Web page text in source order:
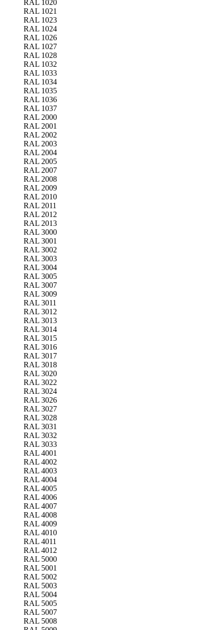
RAL 1020
RAL 1021
RAL 1023
RAL 1024
RAL 1026
RAL 1027
RAL 1028
RAL 1032
RAL 1033
RAL 1034
RAL 1035
RAL 1036
RAL 1037
RAL 2000
RAL 2001
RAL 2002
RAL 2003
RAL 2004
RAL 2005
RAL 2007
RAL 2008
RAL 2009
RAL 2010
RAL 2011
RAL 2012
RAL 2013
RAL 3000
RAL 3001
RAL 3002
RAL 3003
RAL 3004
RAL 3005
RAL 3007
RAL 3009
RAL 3011
RAL 3012
RAL 3013
RAL 3014
RAL 3015
RAL 3016
RAL 3017
RAL 3018
RAL 3020
RAL 3022
RAL 3024
RAL 3026
RAL 3027
RAL 3028
RAL 3031
RAL 3032
RAL 3033
RAL 4001
RAL 4002
RAL 4003
RAL 4004
RAL 4005
RAL 4006
RAL 4007
RAL 4008
RAL 4009
RAL 4010
RAL 4011
RAL 4012
RAL 5000
RAL 5001
RAL 5002
RAL 5003
RAL 5004
RAL 5005
RAL 5007
RAL 5008